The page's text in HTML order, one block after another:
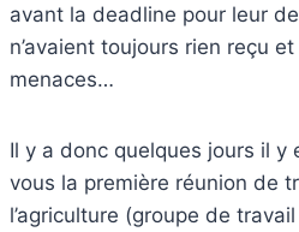
avant la deadline pour leur
n’avaient toujours rien reçu
menaces…
Il y a donc quelques jours il y
vous la première réunion de
l’agriculture (groupe de